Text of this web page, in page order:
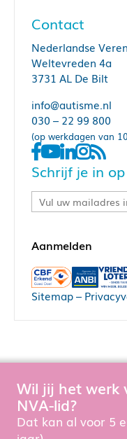
Contact
Nederlandse
Weltevreden 4a
3731 AL De Bilt
info@autisme.nl
030 – 22 99 800
(op werkdagen van
Schrijf je in
Sitemap–
Wil jij het werk
NVA-lid?
Dat kan al voor 5